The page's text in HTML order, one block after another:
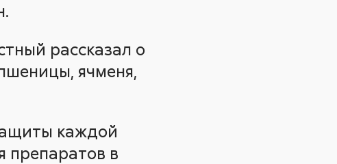
рассказал о
ячменя,
каждой
препаратов в